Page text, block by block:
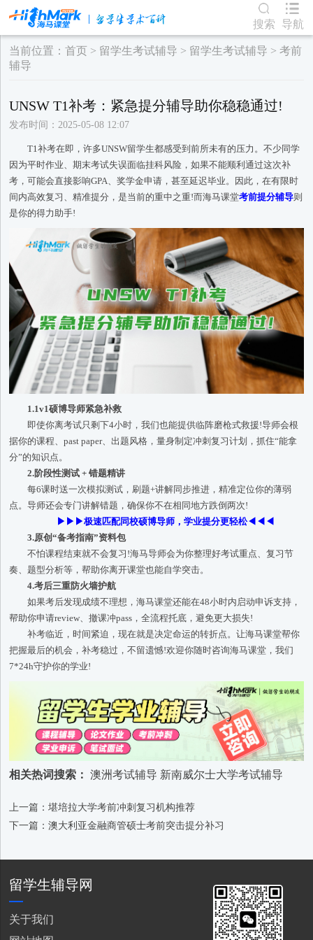
搜索 导航
当前位置：首页 > 留学生考试辅导 > 留学生考试辅导 >考前
辅导
UNSW T1补考：紧急提分辅导助你稳稳通过!
发布时间：2025-05-08 12:07
T1补考在即，许多UNSW留学生都感受到前所未有的压力。不少同学
因为平时作业、期末考试失误面临挂科风险，如果不能顺利通过这次补
考，可能会直接影响GPA、奖学金申请，甚至延迟毕业。因此，在有限时
间内高效复习、精准提分，是当前的重中之重!而海马课堂考前提分辅导则
是你的得力助手!
1.1v1硕博导师紧急补救
即使你离考试只剩下4小时，我们也能提供临阵磨枪式救援!导师会根
据你的课程、past paper、出题风格，量身制定冲刺复习计划，抓住“能拿
分”的知识点。
2.阶段性测试 + 错题精讲
每6课时送一次模拟测试，刷题+讲解同步推进，精准定位你的薄弱
点。导师还会专门讲解错题，确保你不在相同地方跌倒两次!
▶▶▶极速匹配同校硕博导师，学业提分更轻松◀◀◀
3.原创“备考指南”资料包
不怕课程结束就不会复习!海马导师会为你整理好考试重点、复习节
奏、题型分析等，帮助你离开课堂也能自学突击。
4.考后三重防火墙护航
如果考后发现成绩不理想，海马课堂还能在48小时内启动申诉支持，
帮助你申请review、撤课冲pass，全流程托底，避免更大损失!
补考临近，时间紧迫，现在就是决定命运的转折点。让海马课堂帮你
把握最后的机会，补考稳过，不留遗憾!欢迎你随时咨询海马课堂，我们
7*24h守护你的学业!
相关热词搜索： 澳洲考试辅导 新南威尔士大学考试辅导
上一篇：堪培拉大学考前冲刺复习机构推荐
下一篇：澳大利亚金融商管硕士考前突击提分补习
留学生辅导网
关于我们